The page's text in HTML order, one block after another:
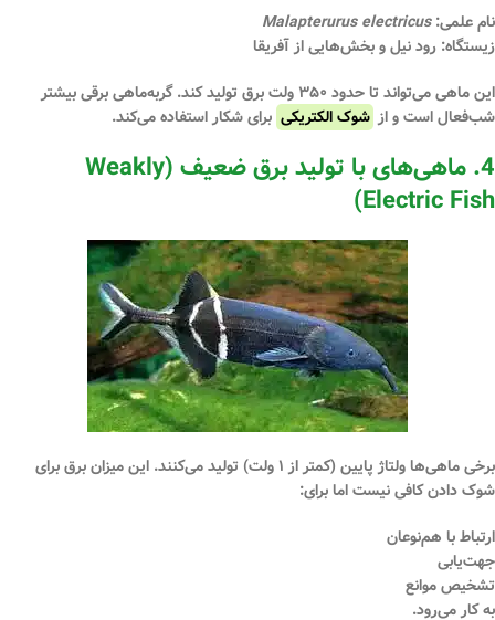
نام علمی: Malapterurus electricus
زیستگاه: رود نیل و بخش‌هایی از آفریقا
این ماهی می‌تواند تا حدود ۳۵۰ ولت
برق تولید کند. گربه‌ماهی برقی بیشتر
شب‌فعال است و از شوک الکتریکی برای شکار استفاده می‌کند.
4. ماهی‌های با تولید برق ضعیف (Weakly
Electric Fish)
برخی ماهی‌ها ولتاژ پایین (کمتر از ۱ ولت) تولید می‌کنند. این میزان برق برای
شوک دادن کافی نیست اما برای:
ارتباط با هم‌نوعان
جهت‌یابی
تشخیص موانع
به کار می‌رود.